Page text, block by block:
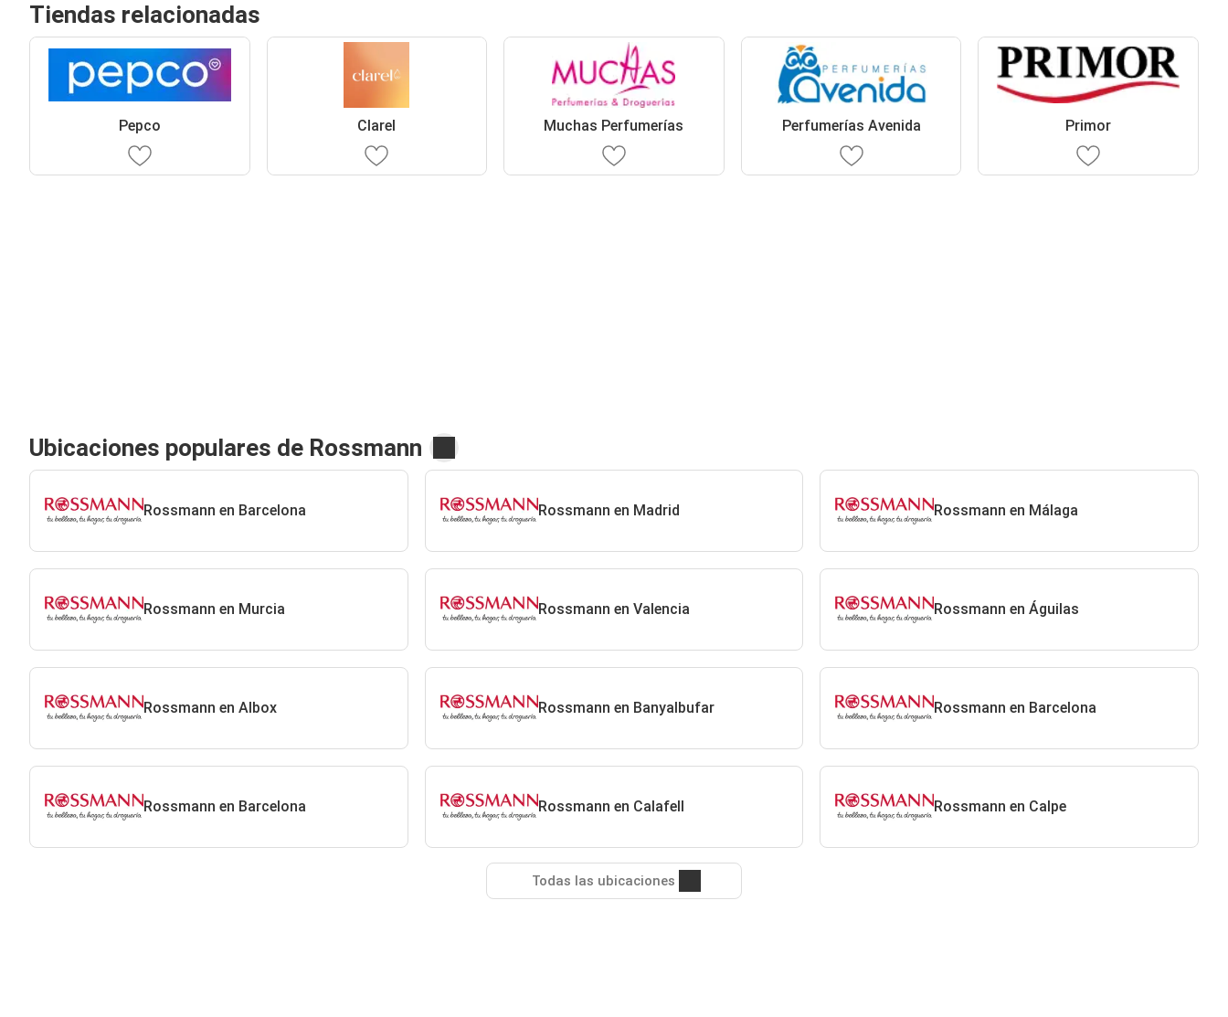
Tiendas relacionadas
Pepco Clarel Muchas Perfumerías Perfumerías Avenida Primor
Ubicaciones populares de Rossmann
Rossmann en Barcelona Rossmann en Madrid Rossmann en Málaga
Rossmann en Murcia Rossmann en Valencia Rossmann en Águilas
Rossmann en Albox Rossmann en Banyalbufar Rossmann en Barcelona
Rossmann en Barcelona Rossmann en Calafell Rossmann en Calpe
Todas las ubicaciones